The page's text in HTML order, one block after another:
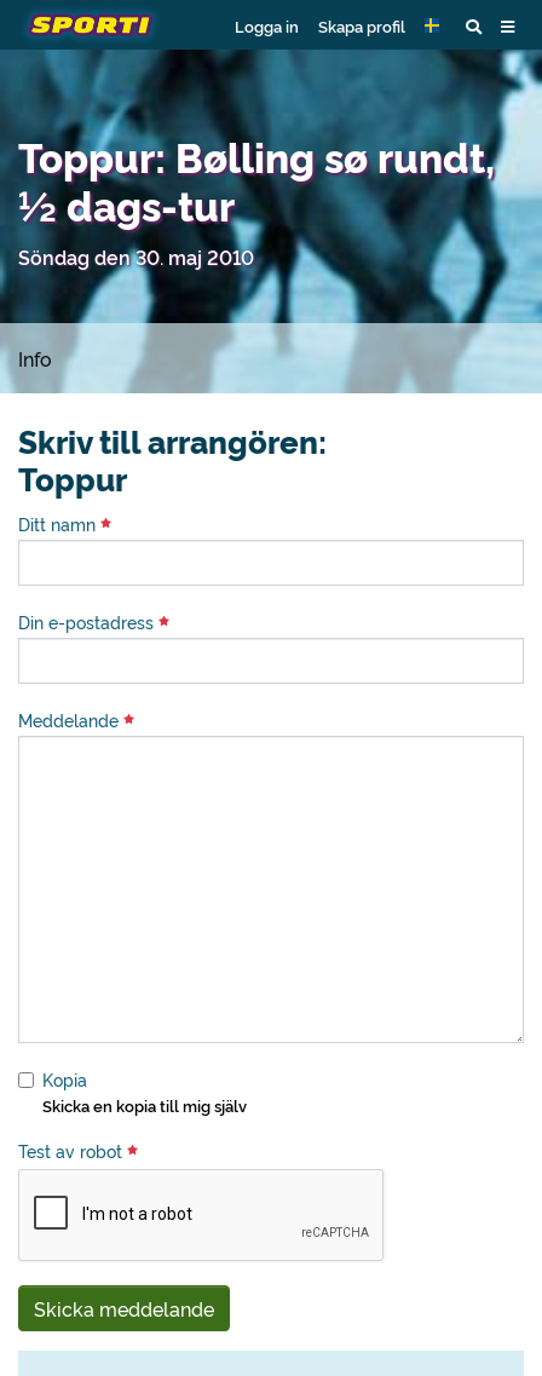
Logga in Skapa profil
Toppur: Bølling sø rundt,
½ dags-tur
Söndag den 30. maj 2010
Info
Skriv till arrangören:
Toppur
Ditt namn
Din e-postadress
Meddelande
Kopia
Skicka en kopia till mig själv
Test av robot
Skicka meddelande